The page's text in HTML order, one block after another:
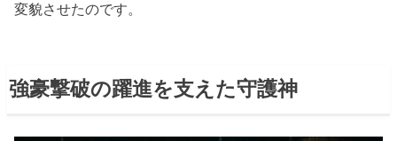
変貌させたのです。
強豪撃破の躍進を支えた守護神